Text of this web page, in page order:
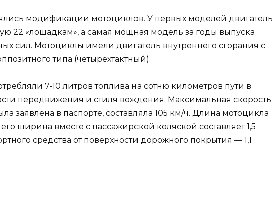
модификации мотоциклов. У первых моделей двигатель
22 «лошадкам», а самая мощная модель за годы выпуска
сил. Мотоциклы имели двигатель внутреннего сгорания с
типа (четырехтактный).
7-10 литров топлива на сотню километров пути в
передвижения и стиля вождения. Максимальная скорость
заявлена в паспорте, составляла 105 км/ч. Длина мотоцикла
ширина вместе с пассажирской коляской составляет 1,5
средства от поверхности дорожного покрытия — 1,1